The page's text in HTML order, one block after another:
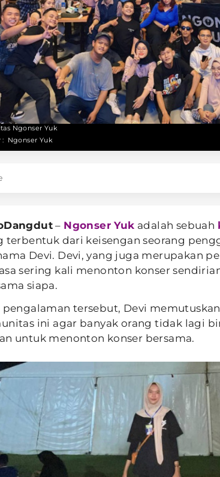
Ngonser Yuk
: Ngonser Yuk
– Ngonser Yuk adalah sebuah
terbentuk dari keisengan seorang
Devi. Devi, yang juga merupakan
sering kali menonton konser
siapa.
pengalaman tersebut, Devi
ini agar banyak orang tidak lagi
untuk menonton konser bersama.